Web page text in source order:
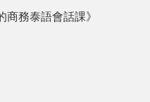
務泰語會話課》